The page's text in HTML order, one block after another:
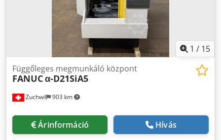
1 / 15
Zuchwil 903 km
Függőleges megmunkáló központ
FANUCα-D21SiA5
Árinformáció Hívás